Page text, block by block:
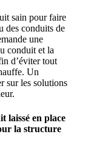
sain pour faire
des conduits de
une
conduit et la
d’éviter tout
Un
sur les solutions
laissé en place
la structure